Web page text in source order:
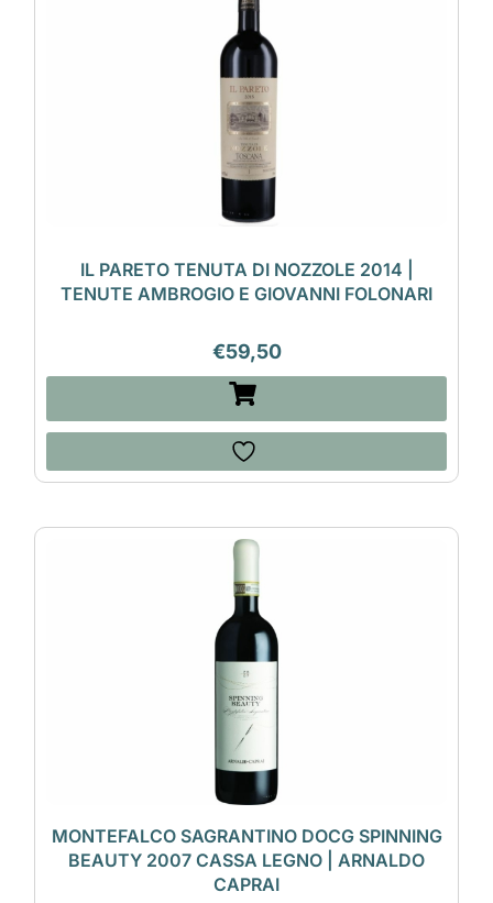
IL PARETO TENUTA DI NOZZOLE 2014 |
TENUTE AMBROGIO E GIOVANNI FOLONARI
€59,50
MONTEFALCO SAGRANTINO DOCG SPINNING
BEAUTY 2007 CASSA LEGNO | ARNALDO
CAPRAI